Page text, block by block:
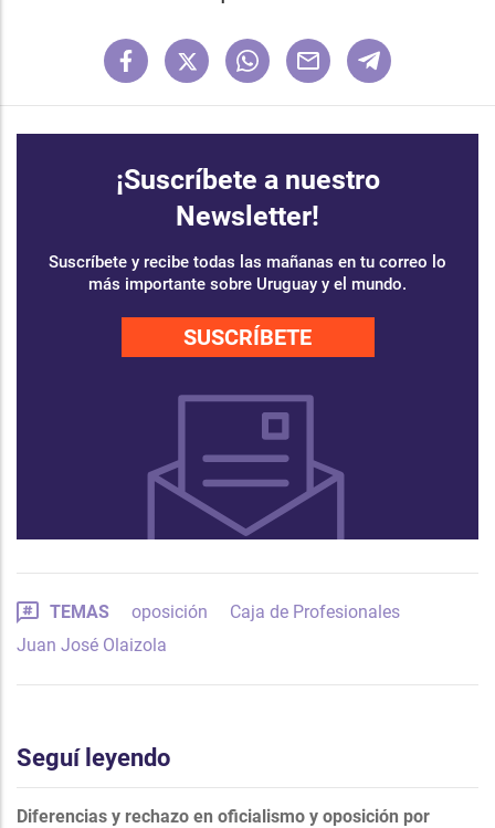
¡Suscríbete a nuestro
Newsletter!
Suscríbete y recibe todas las mañanas en tu correo lo
más importante sobre Uruguay y el mundo.
SUSCRÍBETE
TEMAS oposición
Caja de Profesionales
Juan José Olaizola
Seguí leyendo
Diferencias y rechazo en oficialismo y oposición por